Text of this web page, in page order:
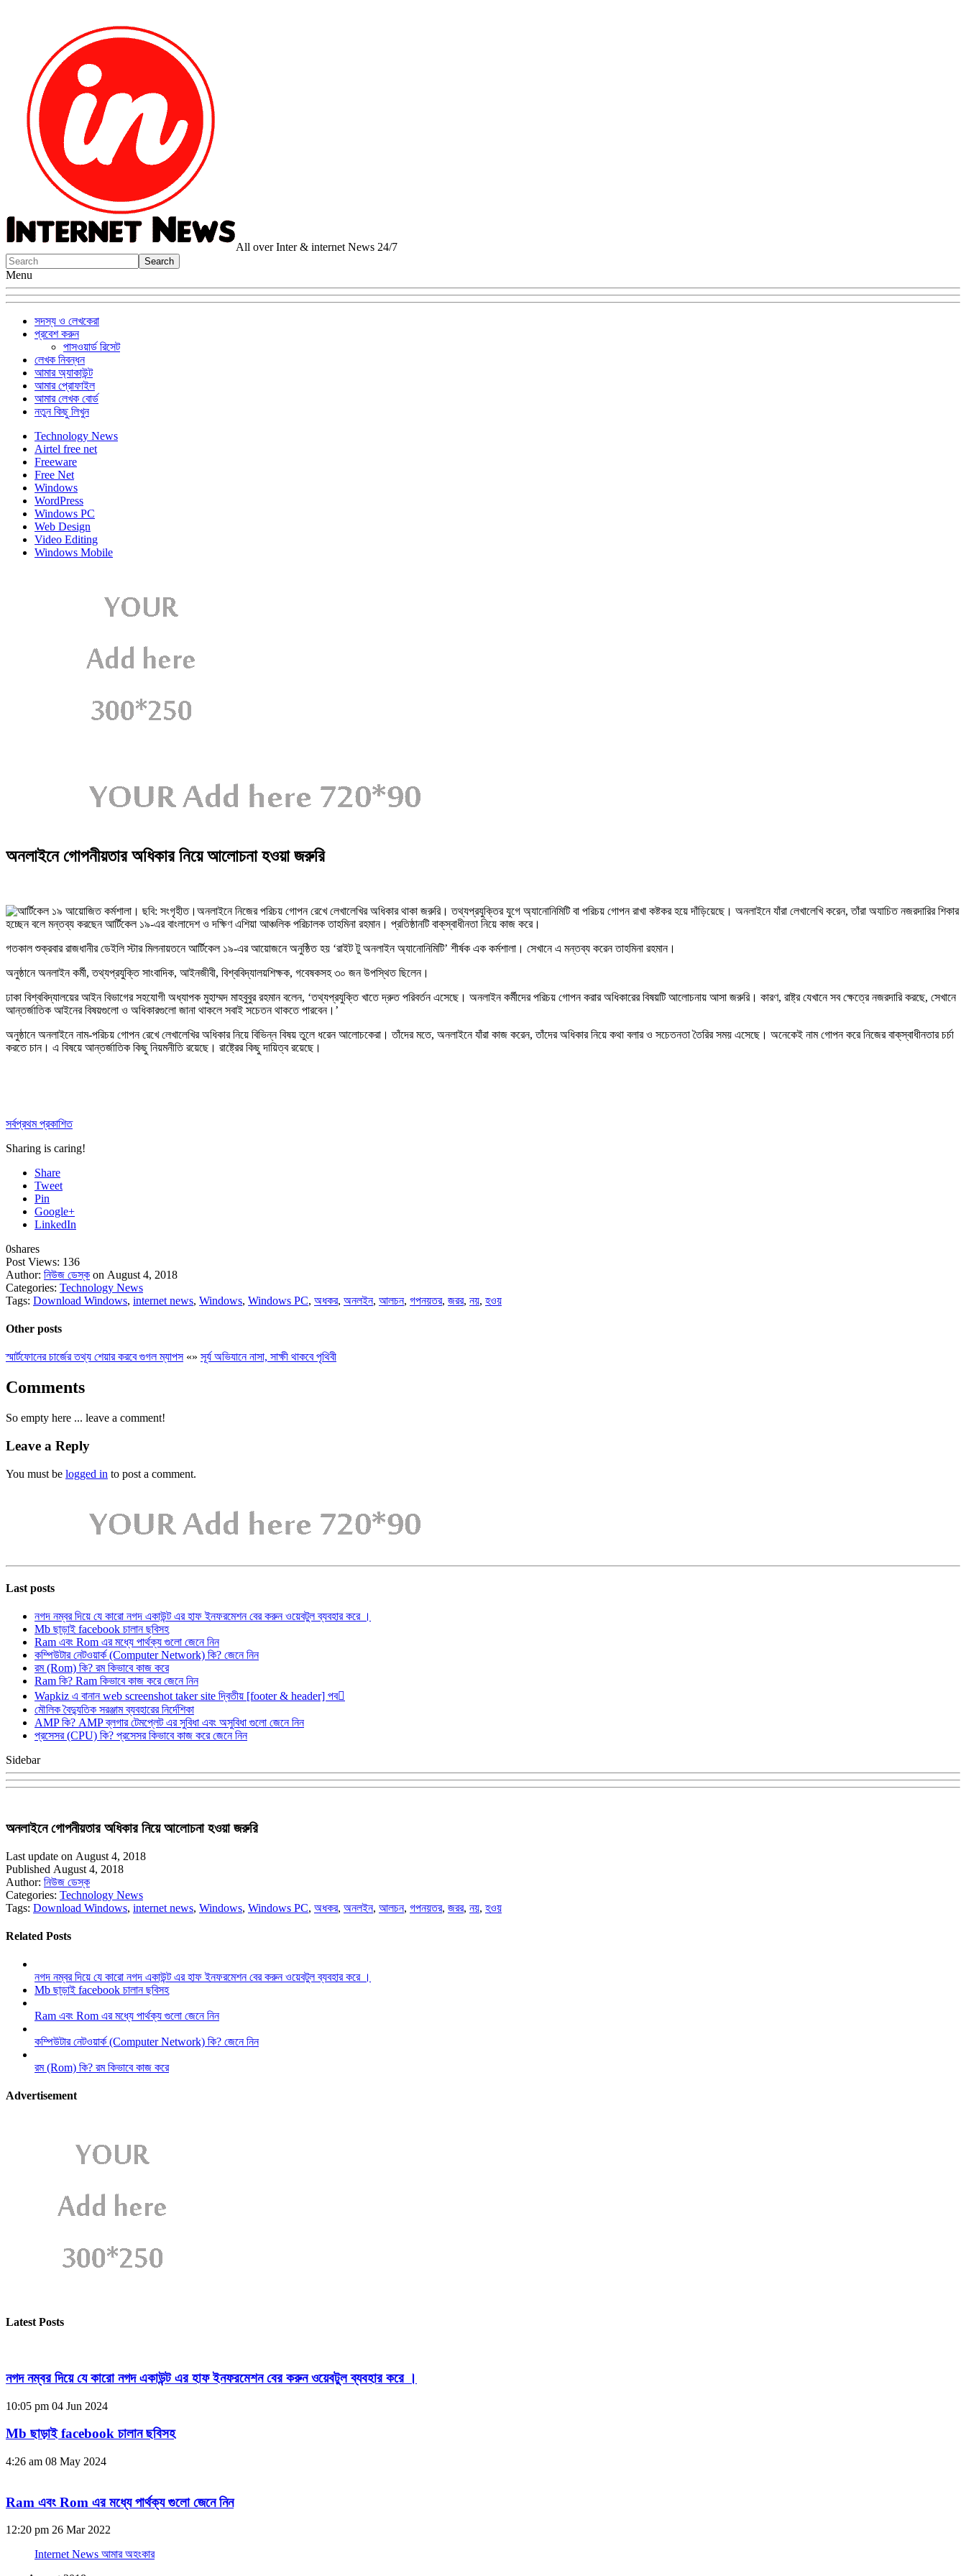
All over Inter & internet News 24/7
Menu
সদস্য ও লেখকেরা
প্রবেশ করুন
পাসওয়ার্ড রিসেট
লেখক নিবন্ধন
আমার অ্যাকাউন্ট
আমার প্রোফাইল
আমার লেখক বোর্ড
নতুন কিছু লিখুন
Technology News
Airtel free net
Freeware
Free Net
Windows
WordPress
Windows PC
Web Design
Video Editing
Windows Mobile
অনলাইনে গোপনীয়তার অধিকার নিয়ে আলোচনা হওয়া জরুরি
অনলাইনে নিজের পরিচয় গোপন রেখে লেখালেখির অধিকার থাকা জরুরি। তথ্যপ্রযুক্তির যুগে অ্যানোনিমিটি বা পরিচয় গোপন রাখা কষ্টকর হয়ে দাঁড়িয়েছে। অনলাইনে যাঁরা লেখালেখি করেন, তাঁরা অযাচিত নজরদারির শিকার
হচ্ছেন বলে মন্তব্য করছেন আর্টিকেল ১৯-এর বাংলাদেশ ও দক্ষিণ এশিয়া আঞ্চলিক পরিচালক তাহমিনা রহমান। প্রতিষ্ঠানটি বাক্‌স্বাধীনতা নিয়ে কাজ করে।
গতকাল শুক্রবার রাজধানীর ডেইলি স্টার মিলনায়তনে আর্টিকেল ১৯-এর আয়োজনে অনুষ্ঠিত হয় ‘রাইট টু অনলাইন অ্যানোনিমিটি’ শীর্ষক এক কর্মশালা। সেখানে এ মন্তব্য করেন তাহমিনা রহমান।
অনুষ্ঠানে অনলাইন কর্মী, তথ্যপ্রযুক্তি সাংবাদিক, আইনজীবী, বিশ্ববিদ্যালয়শিক্ষক, গবেষকসহ ৩০ জন উপস্থিত ছিলেন।
ঢাকা বিশ্ববিদ্যালয়ের আইন বিভাগের সহযোগী অধ্যাপক মুহাম্মদ মাহবুবুর রহমান বলেন, ‘তথ্যপ্রযুক্তি খাতে দ্রুত পরিবর্তন এসেছে। অনলাইন কর্মীদের পরিচয় গোপন করার অধিকারের বিষয়টি আলোচনায় আসা জরুরি। কারণ, রাষ্ট্র যেখানে সব ক্ষেত্রে নজরদারি করছে, সেখানে
আন্তর্জাতিক আইনের বিষয়গুলো ও অধিকারগুলো জানা থাকলে সবাই সচেতন থাকতে পারবেন।’
অনুষ্ঠানে অনলাইনে নাম-পরিচয় গোপন রেখে লেখালেখির অধিকার নিয়ে বিভিন্ন বিষয় তুলে ধরেন আলোচকেরা। তাঁদের মতে, অনলাইনে যাঁরা কাজ করেন, তাঁদের অধিকার নিয়ে কথা বলার ও সচেতনতা তৈরির সময় এসেছে। অনেকেই নাম গোপন করে নিজের বাক্‌স্বাধীনতার চর্চা
করতে চান। এ বিষয়ে আন্তর্জাতিক কিছু নিয়মনীতি রয়েছে। রাষ্ট্রের কিছু দায়িত্ব রয়েছে।
সর্বপ্রথম প্রকাশিত
Sharing is caring!
Share
Tweet
Pin
Google+
LinkedIn
0shares
Post Views: 136
Author: নিউজ ডেস্ক on August 4, 2018
Categories: Technology News
Tags: Download Windows, internet news, Windows, Windows PC, অধকর, অনলইন, আলচন, গপনয়তর, জরর, নয়, হওয়
Other posts
স্মার্টফোনের চার্জের তথ্য শেয়ার করবে গুগল ম্যাপস«» সূর্য অভিযানে নাসা, সাক্ষী থাকবে পৃথিবী
Comments
So empty here ... leave a comment!
Leave a Reply
You must be logged in to post a comment.
Last posts
নগদ নম্বর দিয়ে যে কারো নগদ একাউন্ট এর হাফ ইনফরমেশন বের করুন ওয়েবটুল ব্যবহার করে ।
Mb ছাড়াই facebook চালান ছবিসহ
Ram এবং Rom এর মধ্যে পার্থক্য গুলো জেনে নিন
কম্পিউটার নেটওয়ার্ক (Computer Network) কি? জেনে নিন
রম (Rom) কি? রম কিভাবে কাজ করে
Ram কি? Ram কিভাবে কাজ করে জেনে নিন
Wapkiz এ বানান web screenshot taker site দ্বিতীয় [footer & header] পব
মৌলিক বৈদ্যুতিক সরঞ্জাম ব্যবহারের নির্দেশিকা
AMP কি? AMP ব্লগার টেমপ্লেট এর সুবিধা এবং অসুবিধা গুলো জেনে নিন
প্রসেসর (CPU) কি? প্রসেসর কিভাবে কাজ করে জেনে নিন
Sidebar
অনলাইনে গোপনীয়তার অধিকার নিয়ে আলোচনা হওয়া জরুরি
Last update on August 4, 2018
Published August 4, 2018
Author: নিউজ ডেস্ক
Categories: Technology News
Tags: Download Windows, internet news, Windows, Windows PC, অধকর, অনলইন, আলচন, গপনয়তর, জরর, নয়, হওয়
Related Posts
নগদ নম্বর দিয়ে যে কারো নগদ একাউন্ট এর হাফ ইনফরমেশন বের করুন ওয়েবটুল ব্যবহার করে ।
Mb ছাড়াই facebook চালান ছবিসহ
Ram এবং Rom এর মধ্যে পার্থক্য গুলো জেনে নিন
কম্পিউটার নেটওয়ার্ক (Computer Network) কি? জেনে নিন
রম (Rom) কি? রম কিভাবে কাজ করে
Advertisement
Latest Posts
নগদ নম্বর দিয়ে যে কারো নগদ একাউন্ট এর হাফ ইনফরমেশন বের করুন ওয়েবটুল ব্যবহার করে ।
10:05 pm 04 Jun 2024
Mb ছাড়াই facebook চালান ছবিসহ
4:26 am 08 May 2024
Ram এবং Rom এর মধ্যে পার্থক্য গুলো জেনে নিন
12:20 pm 26 Mar 2022
Internet News আমার অহংকার